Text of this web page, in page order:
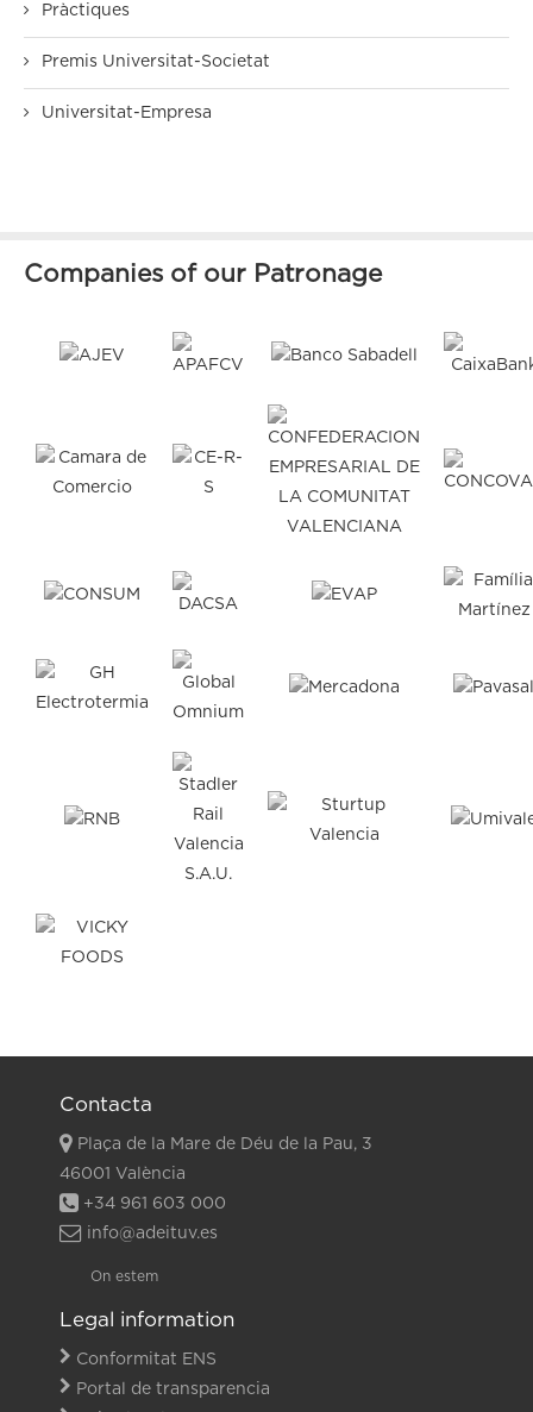
Pràctiques
Premis Universitat-Societat
Universitat-Empresa
Companies of our Patronage
Contacta
Plaça de la Mare de Déu de la Pau, 3
46001 València
+34 961 603 000
info@adeituv.es
On estem
Legal information
Conformitat ENS
Portal de transparencia